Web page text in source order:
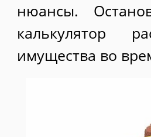
нюансы.
калькулятор
имущества во